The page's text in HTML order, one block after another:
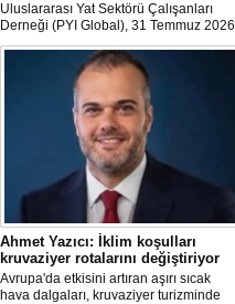
Uluslararası Yat Sektörü Çalışanları
Derneği (PYI Global), 31 Temmuz 2026
tarihinde yürürlüğe giren 7590 sayılı
Kanun’un deniz turizmine etkilerine
ilişkin bir değerlendirme yayımladı.
Ahmet Yazıcı: İklim koşulları
kruvaziyer rotalarını değiştiriyor
Avrupa'da etkisini artıran aşırı sıcak
hava dalgaları, kruvaziyer turizminde